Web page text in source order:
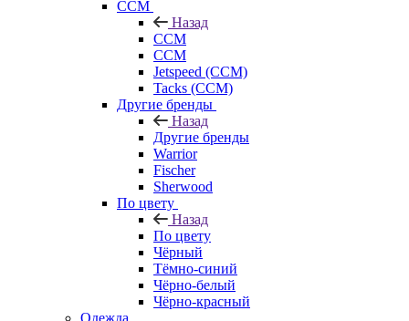
CCM
Назад
CCM
CCM
Jetspeed (CCM)
Tacks (CCM)
Другие бренды
Назад
Другие бренды
Warrior
Fischer
Sherwood
По цвету
Назад
По цвету
Чёрный
Тёмно-синий
Чёрно-белый
Чёрно-красный
Одежда